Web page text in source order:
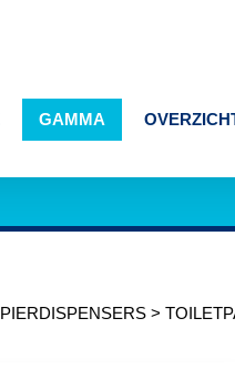
GAMMA OVERZICHT
PAPIERDISPENSERS>